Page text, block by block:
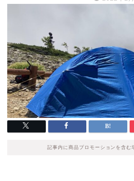
記事内に商品プロモーションを含む